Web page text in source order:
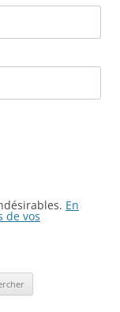
En
de vos